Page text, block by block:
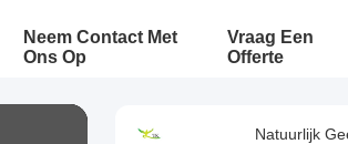
Neem Contact Met
Ons Op
Vraag Een
Offerte
Natuurlijk